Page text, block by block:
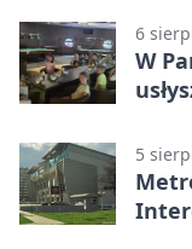
6
W
5